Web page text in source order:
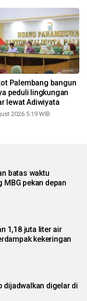
Palembang bangun
peduli lingkungan
lewat Adiwiyata
2026 5:19 WIB
batas waktu
pekan depan
1,18 juta liter air
kekeringan
dijadwalkan digelar di